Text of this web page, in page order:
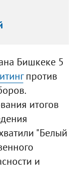
Бишкеке 5
против
итогов
"Белый
и